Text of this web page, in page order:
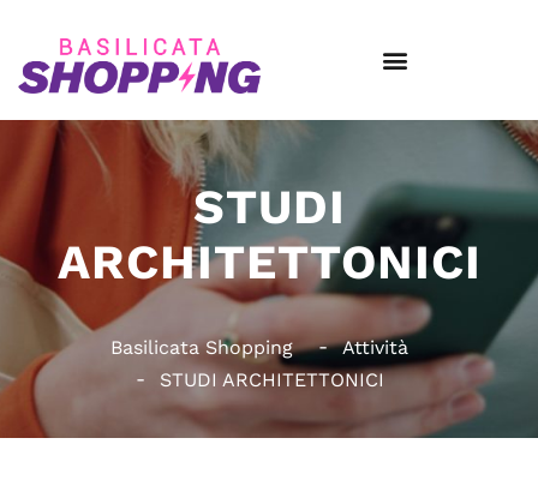
STUDI
ARCHITETTONICI
Basilicata Shopping
Attività
STUDI ARCHITETTONICI